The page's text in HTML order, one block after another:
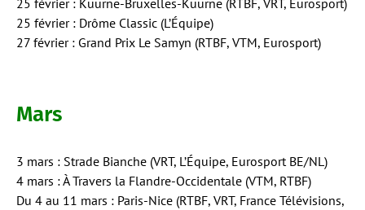
25 février : Drôme Classic (L’Équipe)
27 février : Grand Prix Le Samyn (RTBF, VTM, Eurosport)
Mars
3 mars : Strade Bianche (VRT, L’Équipe, Eurosport BE/NL)
4 mars : À Travers la Flandre-Occidentale (VTM, RTBF)
Du 4 au 11 mars : Paris-Nice (RTBF, VRT, France Télévisions,